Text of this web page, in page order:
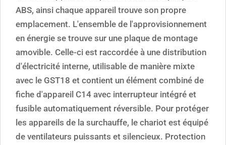
ABS, ainsi chaque appareil trouve son propre
emplacement. L'ensemble de l'approvisionnement
en énergie se trouve sur une plaque de montage
amovible. Celle-ci est raccordée à une distribution
d'électricité interne, utilisable de manière mixte
avec le GST18 et contient un élément combiné de
fiche d'appareil C14 avec interrupteur intégré et
fusible automatiquement réversible. Pour protéger
les appareils de la surchauffe, le chariot est équipé
de ventilateurs puissants et silencieux. Protection